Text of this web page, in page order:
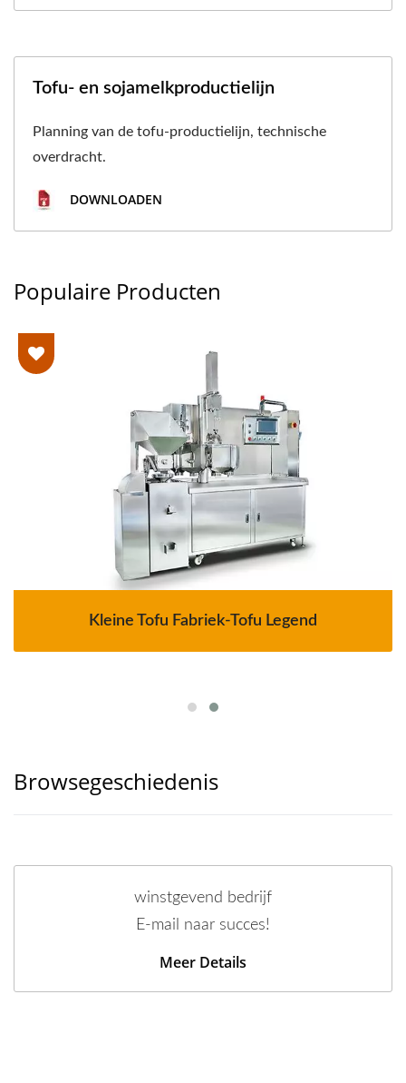
Tofu- en sojamelkproductielijn
Planning van de tofu-productielijn, technische
overdracht.
DOWNLOADEN
Populaire Producten
Kleine Tofu Fabriek-Tofu Legend
Browsegeschiedenis
winstgevend bedrijf
E-mail naar succes!
Meer Details